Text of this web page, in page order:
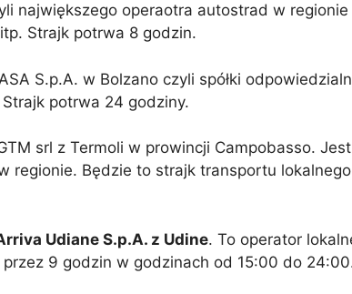
największego operaotra autostrad w
Strajk potrwa 8 godzin.
S.p.A. w Bolzano czyli spółki
potrwa 24 godziny.
srl z Termoli w prowincji Campobasso. Jest
regionie. Będzie to strajk transportu
Udiane S.p.A. z Udine. To operator
9 godzin w godzinach od 15:00 do